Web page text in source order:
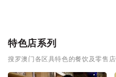
特色店系列
搜罗澳门各区具特色的餐饮及零售